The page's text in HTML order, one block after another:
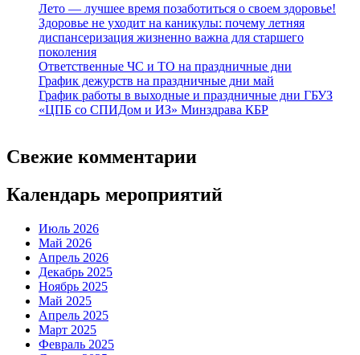
Лето — лучшее время позаботиться о своем здоровье!
Здоровье не уходит на каникулы: почему летняя
диспансеризация жизненно важна для старшего
поколения
Ответственные ЧС и ТО на праздничные дни
График дежурств на праздничные дни май
График работы в выходные и праздничные дни ГБУЗ
«ЦПБ со СПИДом и ИЗ» Минздрава КБР
Свежие комментарии
Календарь мероприятий
Июль 2026
Май 2026
Апрель 2026
Декабрь 2025
Ноябрь 2025
Май 2025
Апрель 2025
Март 2025
Февраль 2025